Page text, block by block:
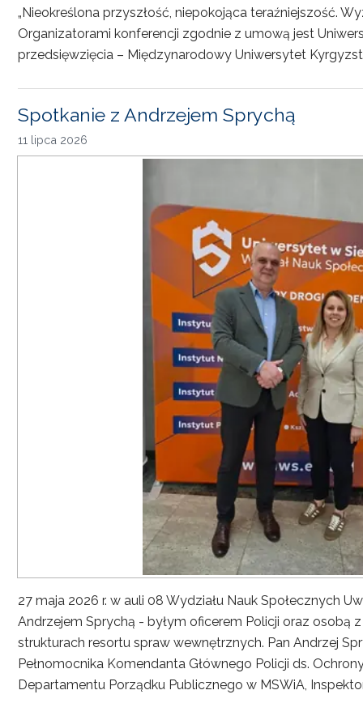
„Nieokreślona przyszłość, niepokojąca teraźniejszość.
Organizatorami konferencji zgodnie z umową jest
przedsięwzięcia – Międzynarodowy Uniwersytet
Spotkanie z Andrzejem Sprychą
11 lipca 2026
27 maja 2026 r. w auli 08 Wydziału Nauk Społecznych
Andrzejem Sprychą - byłym oficerem Policji oraz osobą
strukturach resortu spraw wewnętrznych. Pan Andrzej
Pełnomocnika Komendanta Głównego Policji ds.
Departamentu Porządku Publicznego w MSWiA,